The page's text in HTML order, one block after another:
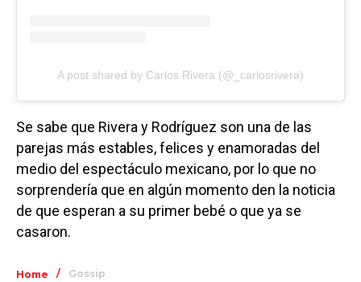
A post shared by Carlos Rivera (@_carlosrivera)
Se sabe que Rivera y Rodríguez son una de las
parejas más estables, felices y enamoradas del
medio del espectáculo mexicano, por lo que no
sorprendería que en algún momento den la noticia
de que esperan a su primer bebé o que ya se
casaron.
Home / Gossip